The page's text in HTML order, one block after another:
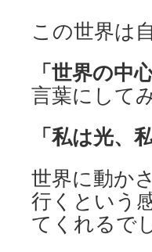
この世界は
「世界の中
言葉にして
「私は光、
世界に動か
行くという
てくれるで